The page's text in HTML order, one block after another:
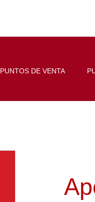
PUNTOS DE VENTA